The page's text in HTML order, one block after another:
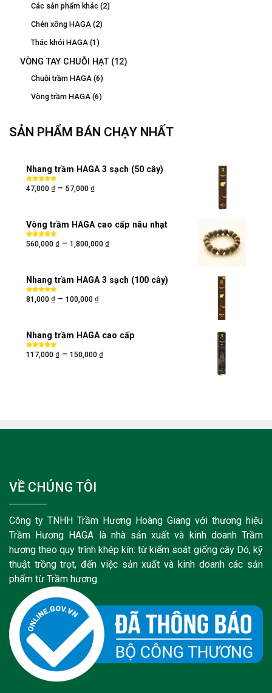
Các sản phẩm khác (2)
Chén xông HAGA (2)
Thác khói HAGA (1)
VÒNG TAY CHUỖI HẠT (12)
Chuỗi trầm HAGA (6)
Vòng trầm HAGA (6)
SẢN PHẨM BÁN CHẠY NHẤT
Nhang trầm HAGA 3 sạch (50 cây)
Được xếp
hạng 5.005
47,000 ₫ – 57,000 ₫
Vòng trầm HAGA cao cấp nâu nhạt
Được xếp
hạng5.005
560,000 ₫ – 1,800,000 ₫
Nhang trầm HAGA 3 sạch (100 cây)
Được xếp
hạng 5.005
81,000 ₫ – 100,000 ₫
Nhang trầm HAGA cao cấp
Được xếp
hạng5.005
117,000 ₫ – 150,000 ₫
VỀ CHÚNG TÔI
Công ty TNHH Trầm Hương Hoàng Giang với thương hiệu
Trầm Hương HAGA là nhà sản xuất và kinh doanh Trầm
hương theo quy trình khép kín: từ kiểm soát giống cây Dó, kỹ
thuật trồng trọt, đến việc sản xuất và kinh doanh các sản
phẩm từ Trầm hương.